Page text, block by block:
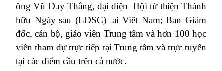
ông Vũ Duy Thắng, đại diện Hội từ thiện Thánh
hữu Ngày sau (LDSC) tại Việt Nam; Ban Giám
đốc, cán bộ, giáo viên Trung tâm và hơn 100 học
viên tham dự trực tiếp tại Trung tâm và trực tuyến
tại các điểm cầu trên cả nước.